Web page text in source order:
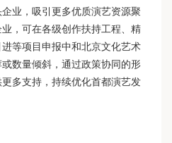
业，吸引更多优质演艺资源聚
，可在各级创作扶持工程、精
等项目申报中和北京文化艺术
数量倾斜，通过政策协同的形
多支持，持续优化首都演艺发